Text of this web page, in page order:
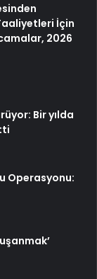
İçin
2026
Bir yılda
Operasyonu: